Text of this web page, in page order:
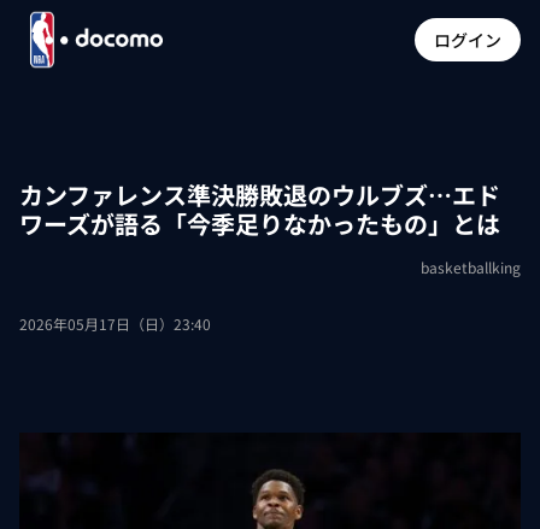
ログイン
カンファレンス準決勝敗退のウルブズ…エド
ワーズが語る「今季足りなかったもの」とは
basketballking
2026年05月17日（日）23:40